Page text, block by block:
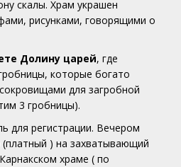
скалы. Храм украшен
рисунками, говорящими о
Долину царей, где
которые богато
для загробной
3 гробницы).
для регистрации. Вечером
(платный ) на захватывающий
храме ( по